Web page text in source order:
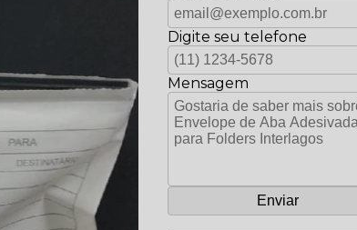
Digite seu telefone
Mensagem